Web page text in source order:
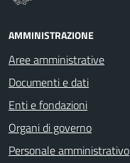
AMMINISTRAZIONE
Aree amministrative
Documenti e dati
Enti e fondazioni
Organi di governo
Personale amministrativo